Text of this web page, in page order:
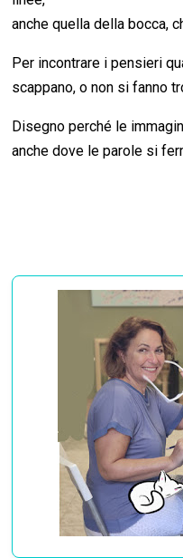
anche quella della bocca,
Per incontrare i pensieri
scappano, o non si fanno
Disegno perché le
anche dove le parole si